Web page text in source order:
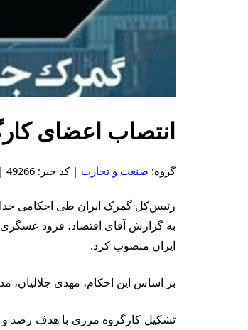
انتصاب اعضای
گروه: صنعت و تجارت | کد خبر: 49266 | تاریخ: ۱۵ آبان ۱۴۰۴ - ۱۶:۵۲
رئیس‌کل گمرک ایران طی احکامی
به گزارش آقای اقتصاد، فرود
ایران منصوب کرد.
بر اساس این احکام، مهدی جلالیان،
تشکیل کارگروه مرزی با هدف رصد و